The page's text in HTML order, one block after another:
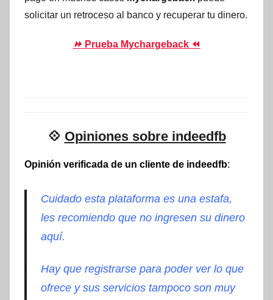
solicitar un retroceso al banco y recuperar tu dinero.
⏩ Prueba Mychargeback ⏪
💠 Opiniones sobre indeedfb
Opinión verificada de un cliente de indeedfb:
Cuidado esta plataforma es una estafa,
les recomiendo que no ingresen su dinero
aquí.
Hay que registrarse para poder ver lo que
ofrece y sus servicios tampoco son muy